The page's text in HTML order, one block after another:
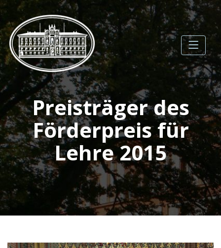
Skip
content
Gesellschaft der
Förderer der
Universität Rostock e.V.
Preisträger des
Förderpreis für
Lehre 2015